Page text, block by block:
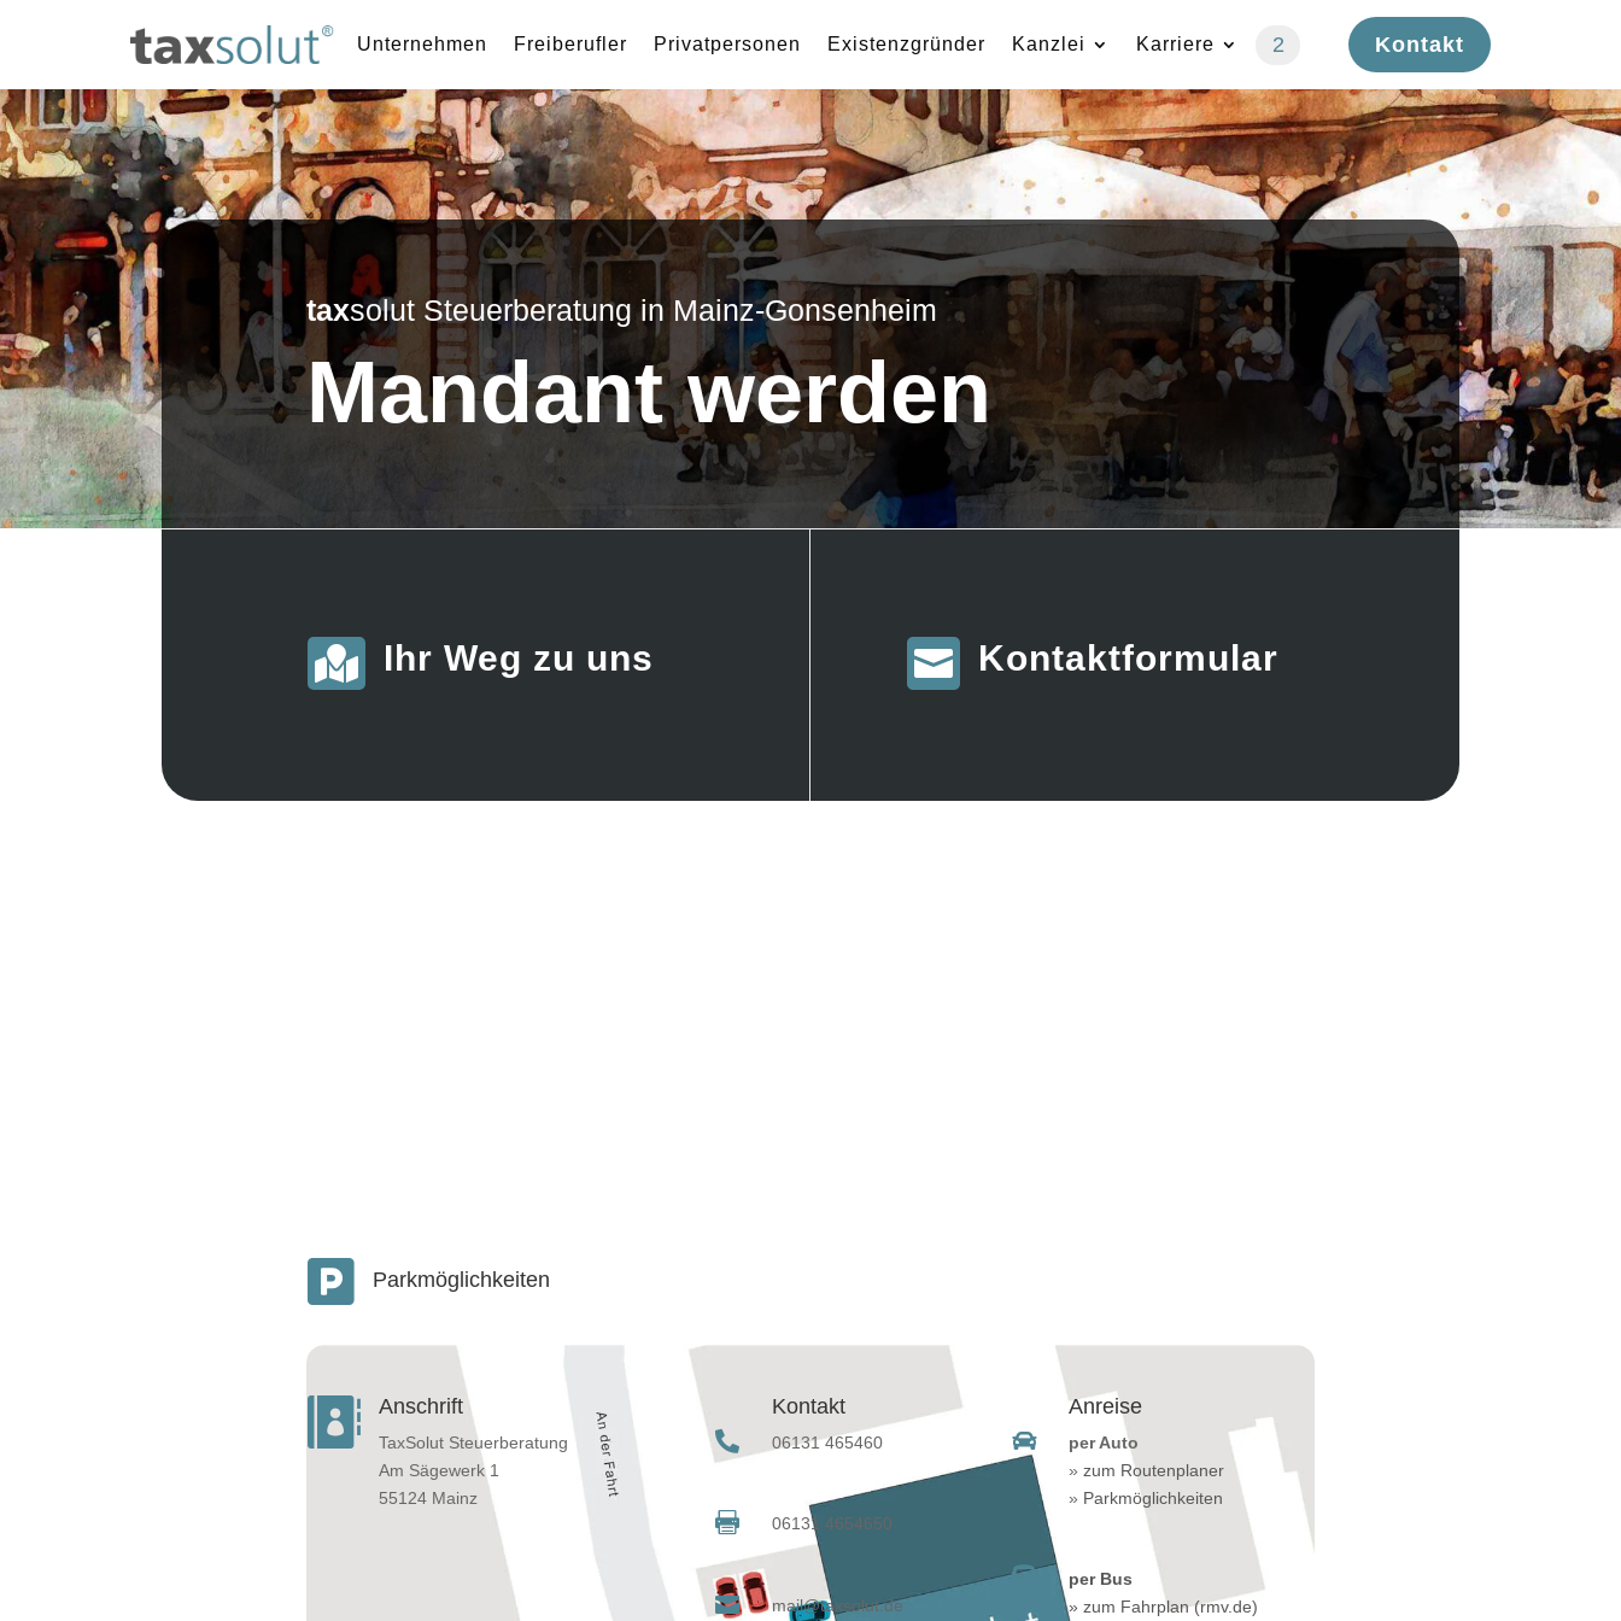
Unternehmen Freiberufler Privatpersonen Existenzgründer Kanzlei Karriere 2 Kontakt
taxsolut Steuerberatung in Mainz-Gonsenheim
Mandant werden
 Ihr Weg zu uns  Kontaktformular
 Anschrift
TaxSolut Steuerberatung
Am Sägewerk 1
55124 Mainz
Kontakt
 06131 465460
 06131 4654650
 mail@taxsolut.de
Anreise

per Auto
»zum Routenplaner
» Parkmöglichkeiten

per Bus
»zum Fahrplan (rmv.de)
 Parkmöglichkeiten